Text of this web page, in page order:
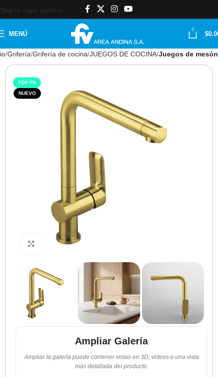
Skip to main content
MENÚ
0
$
Grifería Grifería de cocina JUEGOS DE COCINA Juegos de mesón
TOP FV
NUEVO
Clic para ampliar
Ampliar Galería
Ampliar la galería puede contener vistas en 3D, videos o una vista
más detallada del producto.